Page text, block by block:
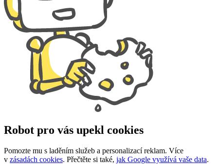
Robot pro vás upekl cookies
Pomozte mu s laděním služeb a personalizací reklam. Více
v zásadách cookies. Přečtěte si také, jak Google využívá vaše data.